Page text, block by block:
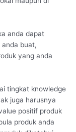
anda dapat
buat,
yang anda
tingkat knowledge
juga harusnya
positif produk
produk anda